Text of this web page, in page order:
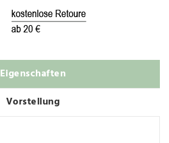
Eigenschaften
Vorstellung